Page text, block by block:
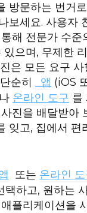
방문하는 번거
보세요. 사용자
해 전문가 수준
으며, 무제한
은 모든 요구
순히
앱 (iOS
온라인 도구 를
진을 배달받아
잊고, 집에서 편
또는 온라인
택하고, 원하는
플리케이션을